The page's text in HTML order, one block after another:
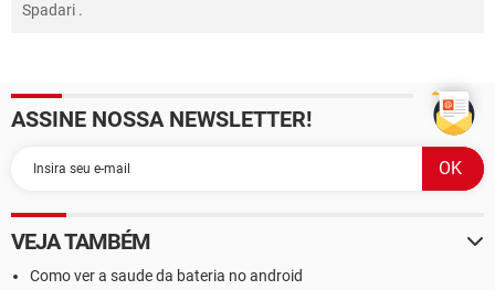
Spadari .
ASSINE NOSSA NEWSLETTER!
VEJA TAMBÉM
Como ver a saude da bateria no android